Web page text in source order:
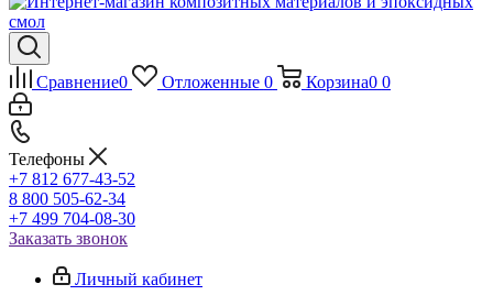
Сравнение0 Отложенные 0 Корзина0 0
Телефоны
+7 812 677-43-52
8 800 505-62-34
+7 499 704-08-30
Заказать звонок
Личный кабинет